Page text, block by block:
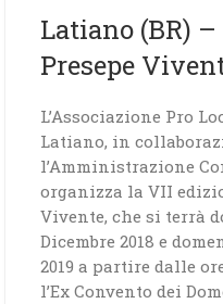
Latiano (BR)
Presepe
L’Associazione Pro
Latiano, in
l’Amministrazione
organizza la VII
Vivente, che si terrà
Dicembre 2018 e
2019 a partire dalle
l’Ex Convento dei